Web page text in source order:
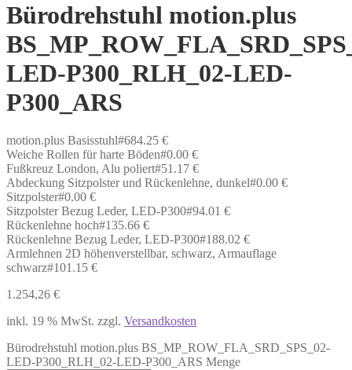
Bürodrehstuhl motion.plus
LED-P300_RLH_02-LED-
P300_ARS
motion.plus Basisstuhl#684.25 €
Weiche Rollen für harte Böden#0.00 €
Fußkreuz London, Alu poliert#51.17 €
Abdeckung Sitzpolster und Rückenlehne, dunkel#0.00 €
Sitzpolster#0.00 €
Sitzpolster Bezug Leder, LED-P300#94.01 €
Rückenlehne hoch#135.66 €
Rückenlehne Bezug Leder, LED-P300#188.02 €
Armlehnen 2D höhenverstellbar, schwarz, Armauflage
schwarz#101.15 €
1.254,26 €
inkl. 19 % MwSt. zzgl. Versandkosten
Bürodrehstuhl motion.plus BS_MP_ROW_FLA_SRD_SPS_02-
LED-P300_RLH_02-LED-P300_ARS Menge